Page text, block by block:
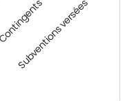
Contingents
Subventions versées